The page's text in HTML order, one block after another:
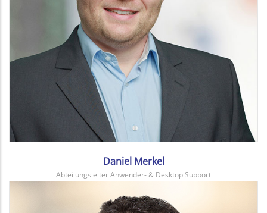
Daniel Merkel
Abteilungsleiter Anwender- & Desktop Support